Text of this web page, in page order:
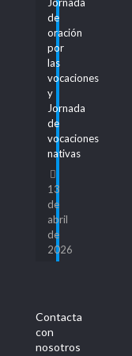
de
oración
por
las
vocaciones
y
Jornada
de
vocaciones
nativas
13
de
abril
de
2026
Contacta
con
nosotros